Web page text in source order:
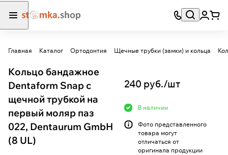
Главная Каталог Ортодонтия Щечные трубки (замки) и кольца
Кольцо бандажное
Dentaform Snap с
щечной трубкой на
первый моляр паз
022, Dentaurum GmbH
(8 UL)
240 руб./шт
В наличии
Фото представленного
товара могут
отличаться от
оригинала продукции